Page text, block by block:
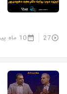
27 10 ماه پیش